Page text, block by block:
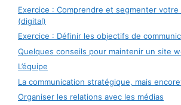
Exercice : Comprendre et segmenter votre
(digital)
Exercice : Définir les objectifs de
Quelques conseils pour maintenir un site
L’équipe
La communication stratégique, mais
Organiser les relations avec les médias